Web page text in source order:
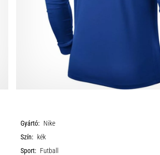
Gyártó: Nike
Szín: kék
Sport: Futball